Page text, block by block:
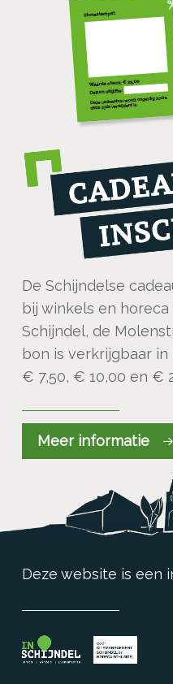
De Schijndelse
bij winkels en
Schijndel, de
bon is verkrijgbaar
€ 7,50, € 10,00 en €
Meer informatie
Deze website is een